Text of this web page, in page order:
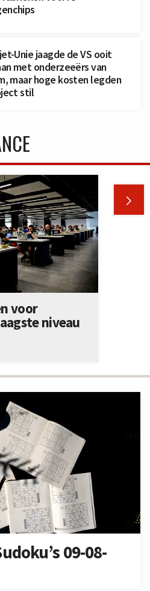
Unie jaagde de VS ooit
met onderzeeërs van
maar hoge kosten legden
stil
09-08-

voor
niveau